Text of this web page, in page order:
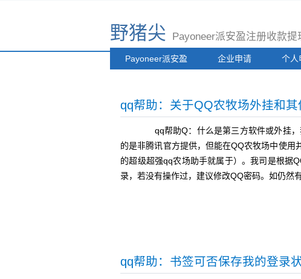
野猪尖 Payoneer派安盈注册收款
Payoneer派安盈 企业申请 个人
qq帮助：关于QQ农牧场外挂和
qq帮助Q：什么是第三方软件或外挂
的是非腾讯官方提供，但能在QQ农牧场中使
的超级超强qq农场助手就属于）。我司是根据
录，若没有操作过，建议修改QQ密码。如仍然
qq帮助：书签可否保存我的登录